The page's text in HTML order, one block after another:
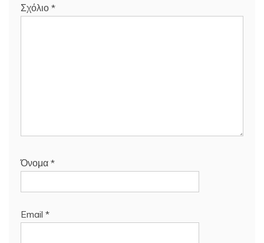
Σχόλιο *
Όνομα *
Email *